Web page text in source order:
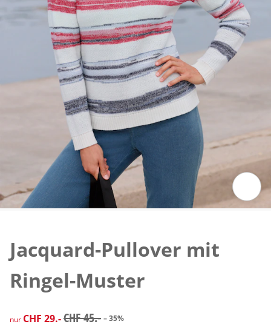
Jacquard-Pullover mit
Ringel-Muster
reduzierter Preis CHF 29.-, vorheriger Preis: CHF 45.-
nur CHF 29.-CHF 45.- – 35%